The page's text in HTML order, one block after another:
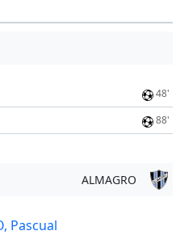
48'
88'
ALMAGRO
Pascual